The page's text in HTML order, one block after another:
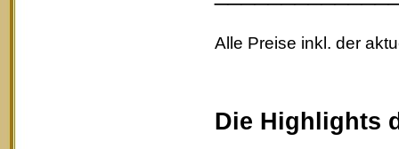
Alle Preise inkl. der
Die Highlights